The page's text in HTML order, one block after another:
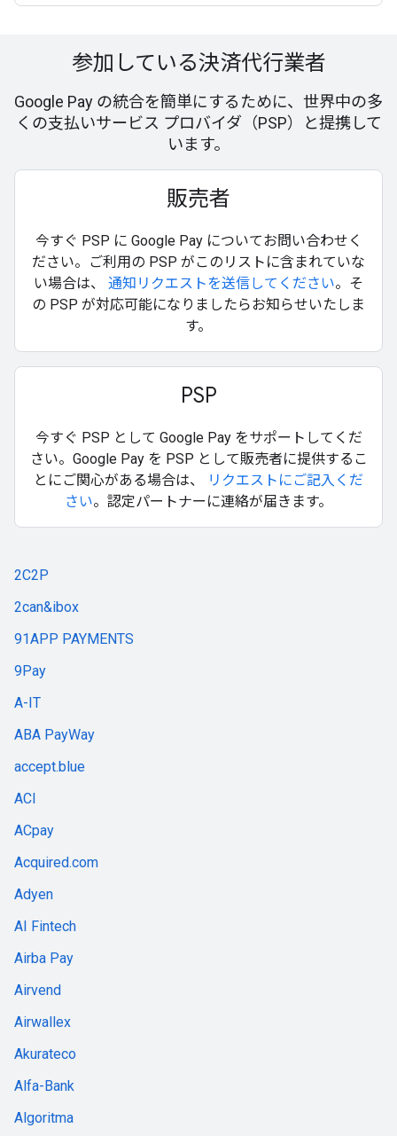
参加している決済代行業者
Google Pay の統合を簡単にするために、世界中の多
くの支払いサービス プロバイダ（PSP）と提携して
います。
販売者
今すぐ PSP に Google Pay についてお問い合わせく
ださい。ご利用の PSP がこのリストに含まれていな
い場合は、
通知リクエストを送信してください。そ
の PSP が対応可能になりましたらお知らせいたしま
す。
PSP
今すぐ PSP として Google Pay をサポートしてくだ
さい。Google Pay を PSP として販売者に提供するこ
とにご関心がある場合は、
リクエストにご記入くだ
さい。認定パートナーに連絡が届きます。
2C2P
2can&ibox
91APP PAYMENTS
9Pay
A-IT
ABA PayWay
accept.blue
ACI
ACpay
Acquired.com
Adyen
AI Fintech
Airba Pay
Airvend
Airwallex
Akurateco
Alfa-Bank
Algoritma